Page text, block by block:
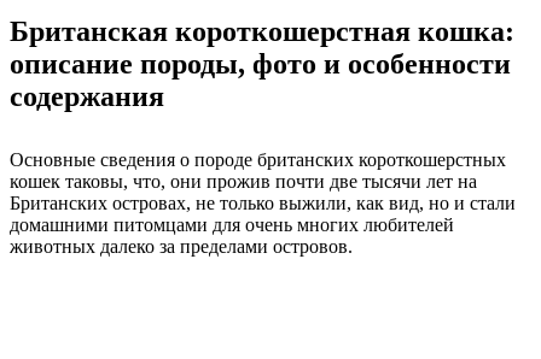
Британская короткошерстная кошка:
описание породы, фото и особенности
содержания
Основные сведения о породе британских короткошерстных
кошек таковы, что, они прожив почти две тысячи лет на
Британских островах, не только выжили, как вид, но и стали
домашними питомцами для очень многих любителей
животных далеко за пределами островов.